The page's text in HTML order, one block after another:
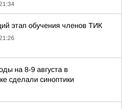
этап обучения членов ТИК
на 8-9 августа в
сделали синоптики